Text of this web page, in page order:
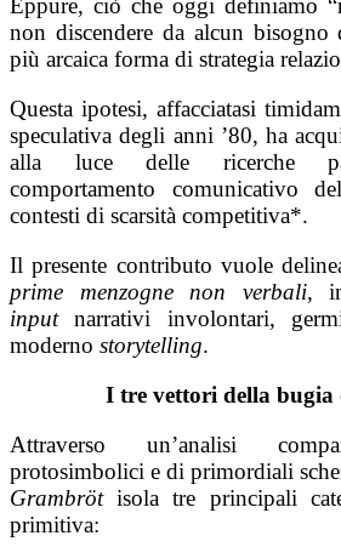
Eppure, ciò che oggi definiamo
non discendere da alcun
più arcaica forma di strategia
Questa ipotesi, affacciatasi
speculativa degli anni ’80, ha
alla luce delle ricerche
comportamento comunicativo
contesti di scarsità competitiva*.
Il presente contributo vuole
prime menzogne non verbali,
inputnarrativi involontari,
moderno storytelling.
I tre vettori della
Attraverso un’analisi
protosimbolici e di primordiali
Grambrötisola tre principali
primitiva: